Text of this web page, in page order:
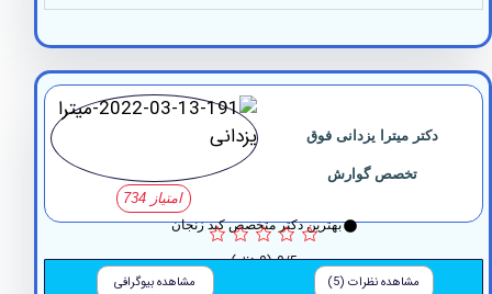
میترا یزدانی فوق
تخصص گوارش
بهترین دکتر متخصص کبد زنجان
0/5 (0 نظر)
مشاهده نظرات (5) مشاهده بیوگرافی